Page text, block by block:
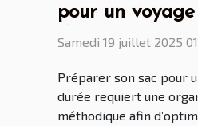
pour un
durée ?
Samedi 19 juillet 2025
Préparer son sac pour
durée requiert une
méthodique afin